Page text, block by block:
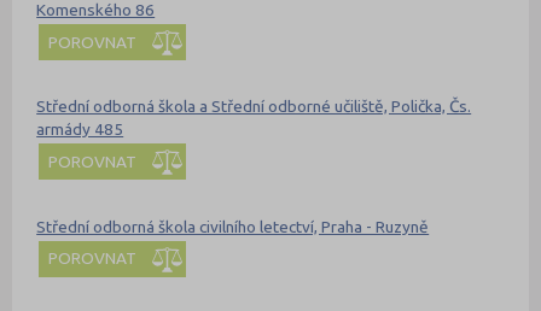
Komenského 86
POROVNAT
Střední odborná škola a Střední odborné učiliště, Polička, Čs.
armády 485
POROVNAT
Střední odborná škola civilního letectví, Praha - Ruzyně
POROVNAT